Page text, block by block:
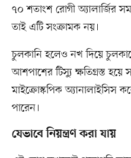
৭০ শতাংশ রোগী অ্যালার্জির
তাই এটি সংক্রামক নয়।
চুলকানি হলেও নখ দিয়ে
আশপাশের টিস্যু ক্ষতিগ্রস্ত হয়ে
মাইক্রোস্কপিক অ্যানালাইসিস
পারেন।
যেভাবে নিয়ন্ত্রণ করা যায়